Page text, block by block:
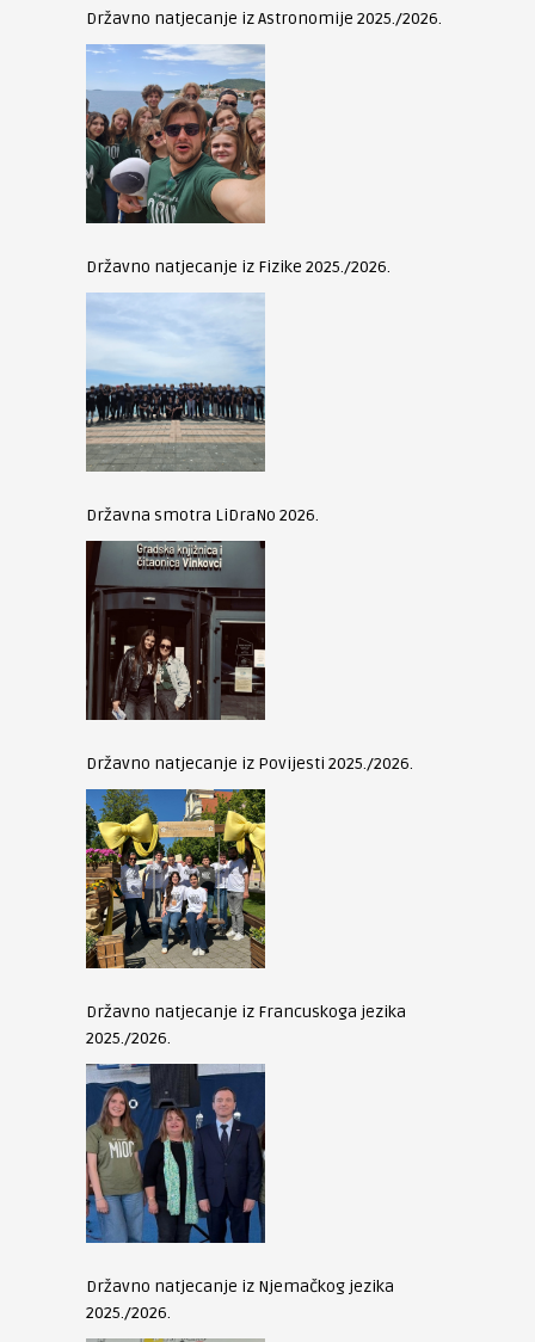
Državno natjecanje iz Astronomije 2025./2026.
Državno natjecanje iz Fizike 2025./2026.
Državna smotra LiDraNo 2026.
Državno natjecanje iz Povijesti 2025./2026.
Državno natjecanje iz Francuskoga jezika
2025./2026.
Državno natjecanje iz Njemačkog jezika
2025./2026.